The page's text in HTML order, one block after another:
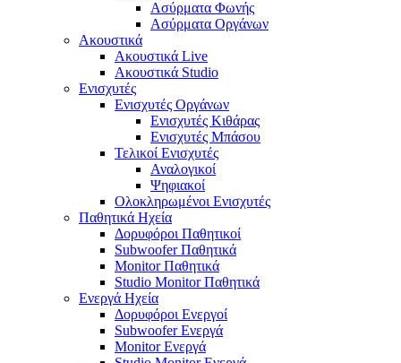
Ασύρματα Φωνής
Ασύρματα Οργάνων
Ακουστικά
Ακουστικά Live
Ακουστικά Studio
Ενισχυτές
Ενισχυτές Οργάνων
Ενισχυτές Κιθάρας
Ενισχυτές Μπάσου
Τελικοί Ενισχυτές
Αναλογικοί
Ψηφιακοί
Ολοκληρωμένοι Ενισχυτές
Παθητικά Ηχεία
Δορυφόροι Παθητικοί
Subwoofer Παθητικά
Monitor Παθητικά
Studio Monitor Παθητικά
Ενεργά Ηχεία
Δορυφόροι Ενεργοί
Subwoofer Ενεργά
Monitor Ενεργά